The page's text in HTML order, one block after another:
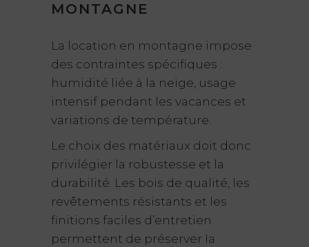
MONTAGNE
La location en montagne impose
des contraintes spécifiques :
humidité liée à la neige, usage
intensif pendant les vacances et
variations de température.
Le choix des matériaux doit donc
privilégier la robustesse et la
durabilité. Les bois de qualité, les
revêtements résistants et les
finitions faciles d’entretien
permettent de préserver la